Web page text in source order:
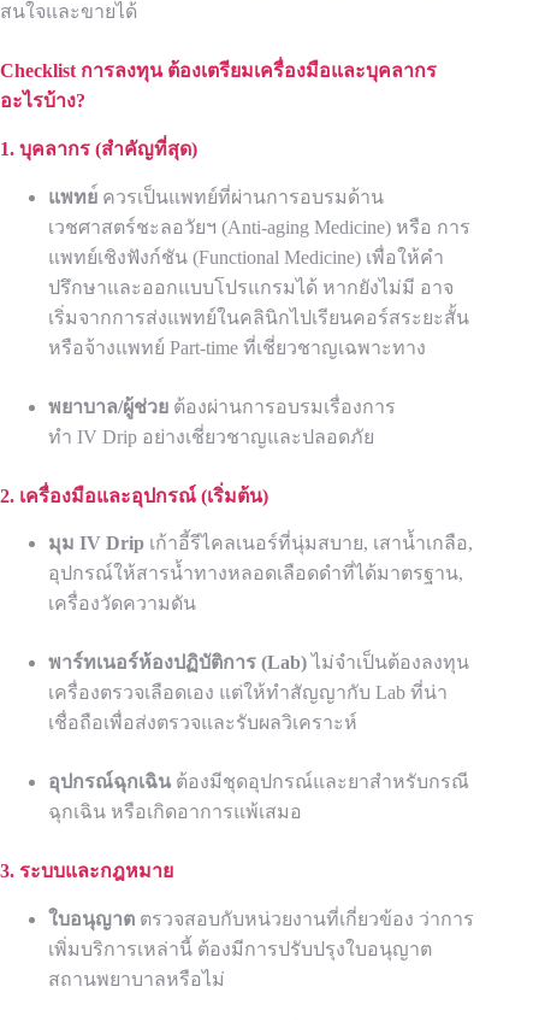
สนใจและขายได้
Checklist การลงทุน ต้องเตรียมเครื่องมือและบุคลากร
อะไรบ้าง?
1. บุคลากร (สำคัญที่สุด)
แพทย ์ ควรเป็นแพทย์ที่ผ่านการอบรมด้าน
เวชศาสตร์ชะลอวัยฯ (Anti-aging Medicine) หรือ การ
แพทย์เชิงฟังก์ชัน (Functional Medicine) เพื่อให้คำ
ปรึกษาและออกแบบโปรแกรมได้ หากยังไม่มี อาจ
เริ่มจากการส่งแพทย์ในคลินิกไปเรียนคอร์สระยะสั้น
หรือจ้างแพทย์ Part-time ที่เชี่ยวชาญเฉพาะทาง
พยาบาล/ผู้ช่วย ต้องผ่านการอบรมเรื่องการ
ทำ IV Drip อย่างเชี่ยวชาญและปลอดภัย
2. เครื่องมือและอุปกรณ์ (เริ่มต้น)
มุม IV Drip เก้าอี้รีไคลเนอร์ที่นุ่มสบาย, เสาน้ำเกลือ,
อุปกรณ์ให้สารน้ำทางหลอดเลือดดำที่ได้มาตรฐาน,
เครื่องวัดความดัน
พาร์ทเนอร์ห้องปฏิบัติการ (Lab)ไม่จำเป็นต้องลงทุน
เครื่องตรวจเลือดเอง แต่ให้ทำสัญญากับ Lab ที่น่า
เชื่อถือเพื่อส่งตรวจและรับผลวิเคราะห์
อุปกรณ์ฉุกเฉิน ต้องมีชุดอุปกรณ์และยาสำหรับกรณี
ฉุกเฉิน หรือเกิดอาการแพ้เสมอ
3. ระบบและกฎหมาย
ใบอนุญาต ตรวจสอบกับหน่วยงานที่เกี่ยวข้อง ว่าการ
เพิ่มบริการเหล่านี้ ต้องมีการปรับปรุงใบอนุญาต
สถานพยาบาลหรือไม่